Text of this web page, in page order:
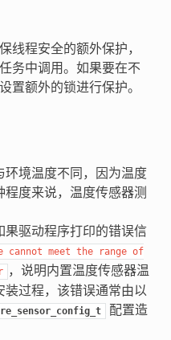
线程安全的额外保护，
务中调用。如果要在不
置额外的锁进行保护。
环境温度不同，因为温度
度来说，温度传感器测
果驱动程序打印的错误信
cannot meet the range of
，说明内置温度传感器温
过程，该错误通常由以
配置造